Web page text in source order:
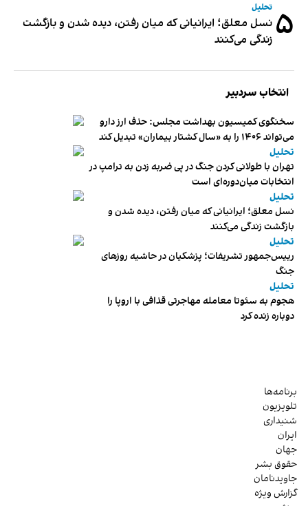
۵ تحلیل
نسل معلق؛ ایرانیانی که میان رفتن، دیده شدن و بازگشت
زندگی می‌کنند
انتخاب سردبیر
سخنگوی کمیسیون بهداشت مجلس: حذف ارز دارو
می‌تواند ۱۴۰۶ را به «سال کشتار بیماران» تبدیل کند
تحلیل
تهران با طولانی کردن جنگ در پی ضربه زدن به ترامپ در
انتخابات میان‌دوره‌ای است
تحلیل
نسل معلق؛ ایرانیانی که میان رفتن، دیده شدن و
بازگشت زندگی می‌کنند
تحلیل
رییس‌جمهور تشریفات؛ پزشکیان در حاشیه روزهای
جنگ
تحلیل
هجوم به سئوتا معامله مهاجرتی قذافی با اروپا را
دوباره زنده کرد
برنامه‌ها
تلویزیون
شنیداری
ایران
جهان
حقوق بشر
جاویدنامان
گزارش ویژه